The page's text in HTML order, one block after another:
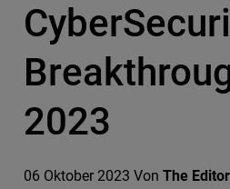
2023
06 Oktober 2023 Von The Editor